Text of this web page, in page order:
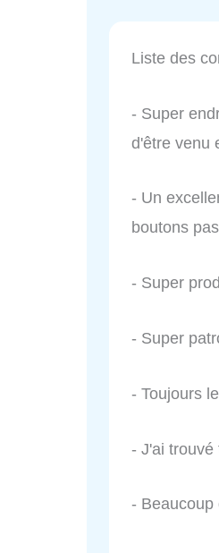
Liste des
- Super
d'être venu
- Un
boutons
- Super
- Super
- Toujours
- J'ai trouvé
- Beaucoup